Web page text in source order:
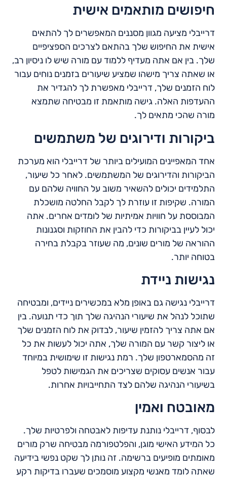
חיפושים מותאמים אישית
דרייבלי מציעה מגוון מסננים המאפשרים לך להתאים
אישית את החיפוש שלך בהתאם לצרכים הספציפיים
שלך. בין אם אתה מעדיף ללמוד עם מורה שיש לו ניסיון רב,
או שאתה צריך מישהו שמציע שיעורים בזמנים נוחים עבור
לוח הזמנים שלך, דרייבלי מאפשרת לך להגדיר את
ההעדפות האלה. גישה מותאמת זו מבטיחה שתמצא
מורה שהכי מתאים לך.
ביקורות ודירוגים של משתמשים
אחד המאפיינים המועילים ביותר של דרייבלי הוא מערכת
הביקורות והדירוגים של המשתמשים. לאחר כל שיעור,
התלמידים יכולים להשאיר משוב על החוויה שלהם עם
המורה. שקיפות זו עוזרת לך לקבל החלטה מושכלת
המבוססת על חוויות אמיתיות של לומדים אחרים. אתה
יכול לעיין בביקורות כדי להבין את החוזקות וסגנונות
ההוראה של מורים שונים, מה שעוזר בקבלת בחירה
בטוחה יותר.
נגישות ניידת
דרייבלי נגישה גם באופן מלא במכשירים ניידים, ומבטיחה
שתוכל לנהל את שיעורי הנהיגה שלך תוך כדי תנועה. בין
אם אתה צריך להזמין שיעור, לבדוק את לוח הזמנים שלך
או ליצור קשר עם המורה שלך, אתה יכול לעשות את כל
זה מהסמארטפון שלך. רמת נגישות זו שימושית במיוחד
עבור אנשים עסוקים שצריכים את הגמישות לטפל
בשיעורי הנהיגה שלהם לצד התחייבויות אחרות.
מאובטח ואמין
לבסוף, דרייבלי נותנת עדיפות לאבטחה ולפרטיות שלך.
כל המידע האישי מוגן, והפלטפורמה מבטיחה שרק מורים
מאומתים מופיעים ברשימה. זה נותן לך שקט נפשי בידיעה
שאתה לומד מאנשי מקצוע מוסמכים שעברו בדיקות רקע